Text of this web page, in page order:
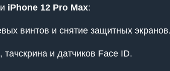
iPhone 12 Pro Max:
винтов и снятие защитных экранов.
и датчиков Face ID.